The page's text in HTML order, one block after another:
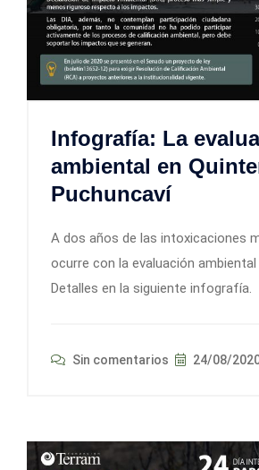
Infografía: La
ambiental en
Puchuncaví
A dos años de las intoxicaciones
ocurre con la evaluación
Detalles en la siguiente infografía.
Sin comentarios 24/08/